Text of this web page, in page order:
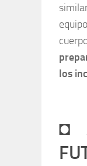
los
◘